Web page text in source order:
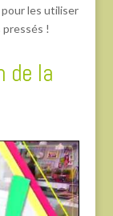
les utiliser
!
de la